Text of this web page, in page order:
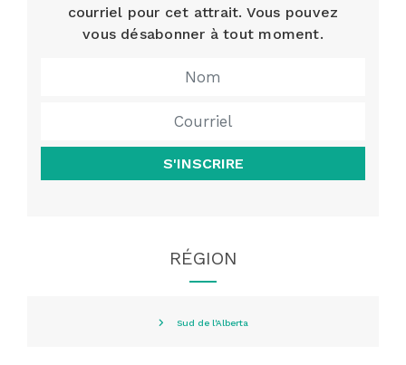
courriel pour cet attrait. Vous pouvez
vous désabonner à tout moment.
S'INSCRIRE
RÉGION
Sud de l'Alberta